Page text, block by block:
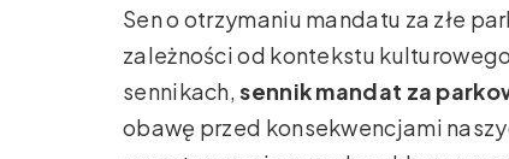
Sen o otrzymaniu mandatu za złe
zależności od kontekstu
sennikach,sennik mandat za
obawę przed konsekwencjami